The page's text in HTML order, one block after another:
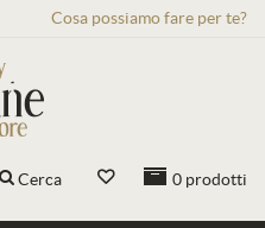
Cosa possiamo fare per te?
0 prodotti
Cerca